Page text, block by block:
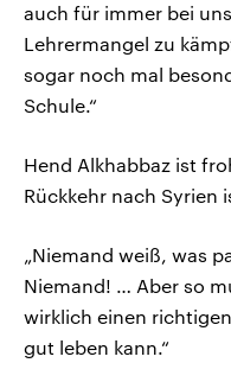
auch für immer bei
Lehrermangel zu
sogar noch mal
Schule.“
Hend Alkhabbaz ist
Rückkehr nach Syrien
„Niemand weiß, was
Niemand! … Aber so
wirklich einen
gut leben kann.“